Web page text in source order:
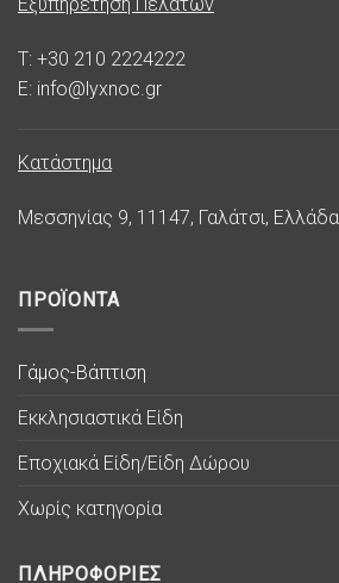
T: +30 210 2224222
E: info@lyxnoc.gr
Κατάστημα
Μεσσηνίας 9, 11147, Γαλάτσι, Ελλάδα
ΠΡΟΪΟΝΤΑ
Γάμος-Βάπτιση
Εκκλησιαστικά Είδη
Εποχιακά Είδη/Είδη Δώρου
Χωρίς κατηγορία
ΠΛΗΡΟΦΟΡΙΕΣ